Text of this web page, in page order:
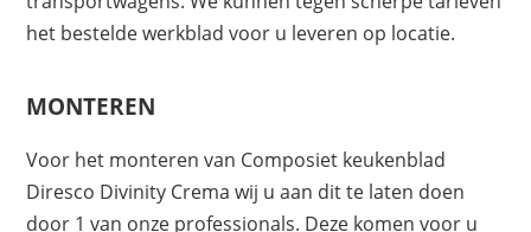
het bestelde werkblad voor u leveren op locatie.
MONTEREN
Voor het monteren van Composiet keukenblad
Diresco Divinity Crema wij u aan dit te laten doen
door 1 van onze professionals. Deze komen voor u